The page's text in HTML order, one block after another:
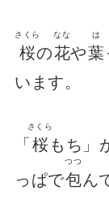
桜
さくら
の花
なな
や葉
は
います。
「桜
さくら
もち」
っぱで包
つつ
ん